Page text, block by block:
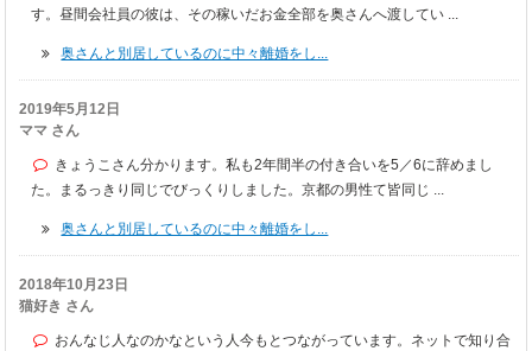
す。昼間会社員の彼は、その稼いだお金全部を奥さんへ渡してい ...
奥さんと別居しているのに中々離婚をし...
2019年5月12日
ママ さん
きょうこさん分かります。私も2年間半の付き合いを5／6に辞めまし
た。まるっきり同じでびっくりしました。京都の男性て皆同じ ...
奥さんと別居しているのに中々離婚をし...
2018年10月23日
猫好き さん
おんなじ人なのかなという人今もとつながっています。ネットで知り合